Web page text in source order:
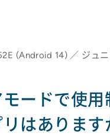
(Android 14) ／ ジュ
ードで使用
はあります